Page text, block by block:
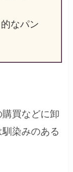
なパン
買などに卸
染みのある